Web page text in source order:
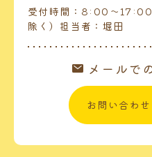
受付時間：8:00～17:00
除く）担当者：堀田
メールで
お問い合わ